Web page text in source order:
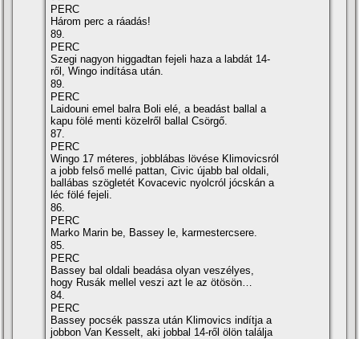
PERC
Három perc a ráadás!
89.
PERC
Szegi nagyon higgadtan fejeli haza a labdát 14-
ről, Wingo indítása után.
89.
PERC
Laidouni emel balra Boli elé, a beadást ballal a
kapu fölé menti közelről ballal Csörgő.
87.
PERC
Wingo 17 méteres, jobblábas lövése Klimovicsról
a jobb felső mellé pattan, Civic újabb bal oldali,
ballábas szögletét Kovacevic nyolcról jócskán a
léc fölé fejeli.
86.
PERC
Marko Marin be, Bassey le, karmestercsere.
85.
PERC
Bassey bal oldali beadása olyan veszélyes,
hogy Rusák mellel veszi azt le az ötösön…
84.
PERC
Bassey pocsék passza után Klimovics indítja a
jobbon Van Kesselt, aki jobbal 14-ről ölön találja